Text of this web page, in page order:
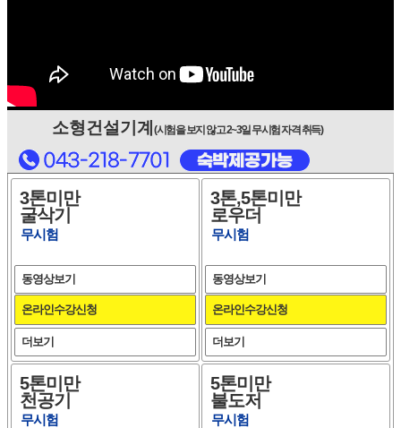
소형건설기계 (시험을 보지 않고 2~3일 무시험 자격 취득)
3톤미만
굴삭기
무시험
더보기
온라인수강신청
동영상보기
3톤,5톤미만
로우더
무시험
더보기
온라인수강신청
동영상보기
5톤미만
천공기
무시험
5톤미만
불도저
무시험